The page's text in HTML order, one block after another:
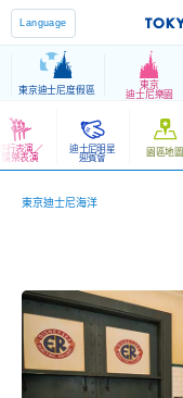
Language
東京迪士尼度假區
東京
迪士尼樂園
行表演／
娛樂表演
迪士尼明星
迎賓會 園區地圖
東京迪士尼海洋